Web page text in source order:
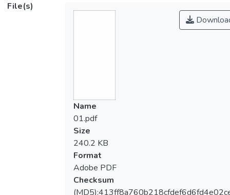
File(s)
Name
01.pdf
Size
240.2 KB
Format
Adobe PDF
Checksum